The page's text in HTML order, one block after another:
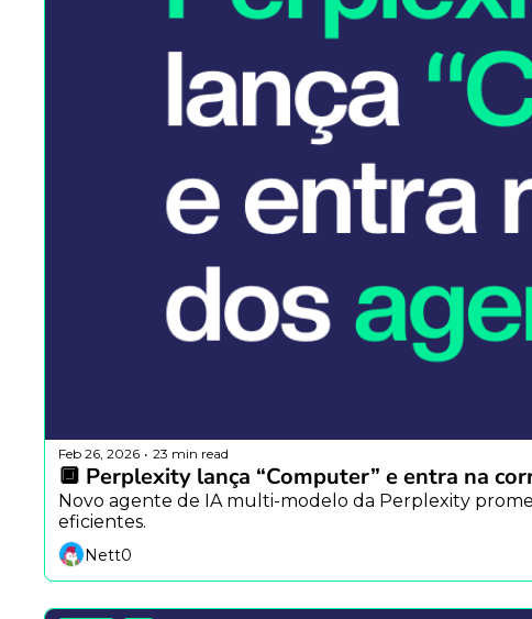
Feb 26, 2026 • 23 min read
🔲 Perplexity lança “Computer” e entra na
Novo agente de IA multi-modelo da Perplexity
eficientes.
Nett0